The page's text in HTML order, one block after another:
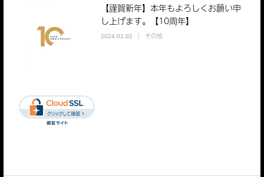
【謹賀新年】本年もよろしくお願い申
し上げます。【10周年】
2024.01.02 その他